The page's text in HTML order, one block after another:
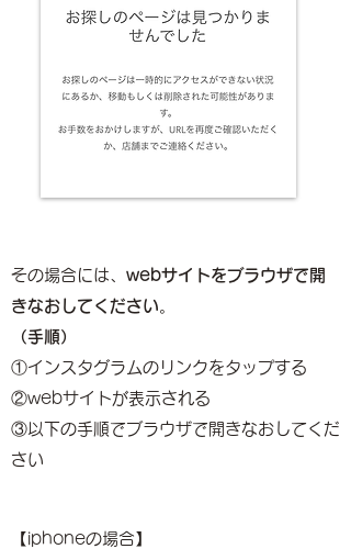
その場合には、 webサイトをブラウザで開
きなおしてください。
（手順）
①インスタグラムのリンクをタップする
②webサイトが表示される
​③以下の手順でブラウザで開きなおしてくだ
さい
【iphoneの場合】